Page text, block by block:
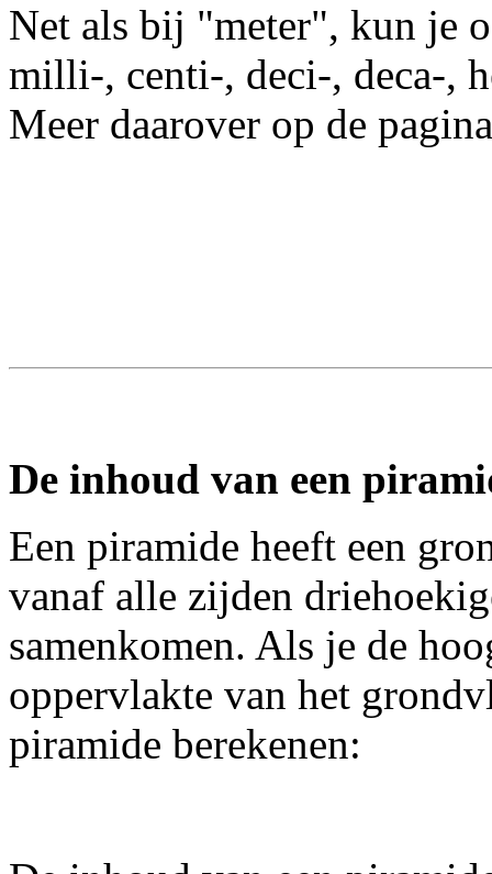
Net als bij "meter", kun je
milli-, centi-, deci-, deca-,
Meer daarover op de
De inhoud van een
Een piramide heeft een
vanaf alle zijden
samenkomen. Als je de
oppervlakte van het
piramide berekenen: